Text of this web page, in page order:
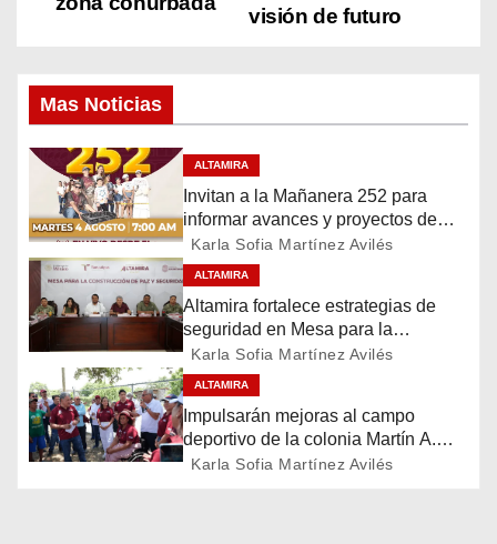
e
g
a
c
i
ó
d
e
visión de futuro
Mas Noticias
ALTAMIRA
Invitan a la Mañanera 252 para
informar avances y proyectos de
Altamira
Karla Sofia Martínez Avilés
ALTAMIRA
Altamira fortalece estrategias de
seguridad en Mesa para la
Construcción de Paz
Karla Sofia Martínez Avilés
ALTAMIRA
Impulsarán mejoras al campo
deportivo de la colonia Martín A.
Martínez
Karla Sofia Martínez Avilés